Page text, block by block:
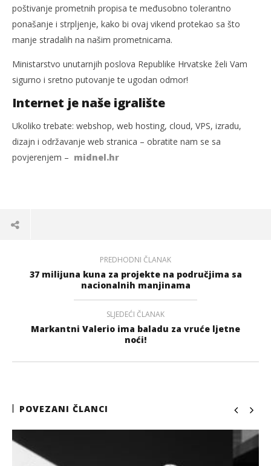
poštivanje prometnih propisa te međusobno tolerantno
ponašanje i strpljenje, kako bi ovaj vikend protekao sa što
manje stradalih na našim prometnicama.
Ministarstvo unutarnjih poslova Republike Hrvatske želi Vam
sigurno i sretno putovanje te ugodan odmor!
Internet je naše igralište
Ukoliko trebate: webshop, web hosting, cloud, VPS, izradu,
dizajn i održavanje web stranica – obratite nam se sa
povjerenjem – midnel.hr
PREDHODNI ČLANAK
37 milijuna kuna za projekte na područjima sa
nacionalnih manjinama
SLJEDEĆI ČLANAK
Markantni Valerio ima baladu za vruće ljetne
noći!
POVEZANI ČLANCI